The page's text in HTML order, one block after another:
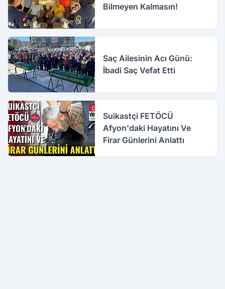
Bilmeyen Kalmasın!
Saç Ailesinin Acı Günü:
İbadi Saç Vefat Etti
Suikastçi FETÖCÜ
Afyon'daki Hayatını Ve
Firar Günlerini Anlattı